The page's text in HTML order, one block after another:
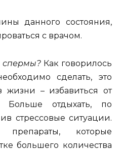
данного состояния,
с врачом.
спермы?Как говорилось
сделать, это
жизни – избавиться от
Больше отдыхать, по
стрессовые ситуации.
препараты, которые
большего количества